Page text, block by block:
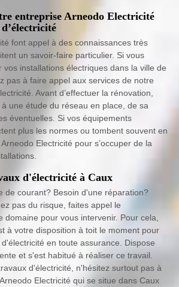
entreprise Arneodo Electricité
font appel à des connaissances très
un savoir-faire particulier. Si vous
vos installations électriques dans la ville de
pas à faire appel aux services de notre
Avant d’effectuer la rénovation,
une étude du réseau en place, de sa
éventuelles. Si vos équipements
plus les normes ou tombent souvent en
Electricité pour s’occuper de la
d'électricité à Caux
de courant? Besoin d'une réparation?
pas du risque, faites appel le
domaine pour vous intervenir. Pour cela,
à votre disposition à toit le moment pour
en toute assurance. Dispose
et s'est habitué à réaliser ce travail.
d'électricité, n'hésitez surtout pas à
Electricité qui se situe dans Caux